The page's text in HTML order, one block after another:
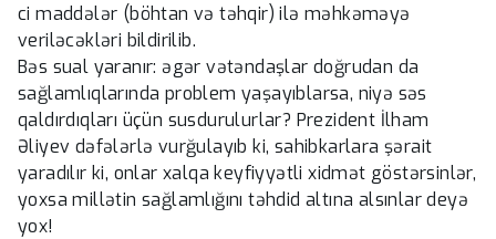
ci maddələr (böhtan və təhqir) ilə məhkəməyə
veriləcəkləri bildirilib.
Bəs sual yaranır: əgər vətəndaşlar doğrudan da
sağlamlıqlarında problem yaşayıblarsa, niyə səs
qaldırdıqları üçün susdurulurlar? Prezident İlham
Əliyev dəfələrlə vurğulayıb ki, sahibkarlara şərait
yaradılır ki, onlar xalqa keyfiyyətli xidmət göstərsinlər,
yoxsa millətin sağlamlığını təhdid altına alsınlar deyə
yox!